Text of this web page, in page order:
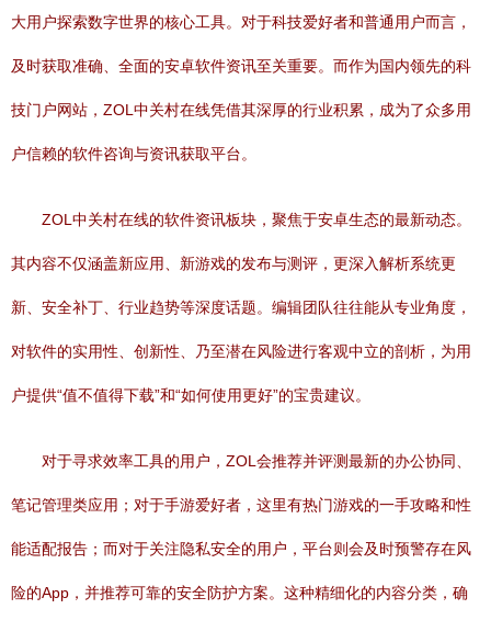
大用户探索数字世界的核心工具。对于科技爱好者和普通用户而言，
及时获取准确、全面的安卓软件资讯至关重要。而作为国内领先的科
技门户网站，ZOL中关村在线凭借其深厚的行业积累，成为了众多用
户信赖的软件咨询与资讯获取平台。
ZOL中关村在线的软件资讯板块，聚焦于安卓生态的最新动态。
其内容不仅涵盖新应用、新游戏的发布与测评，更深入解析系统更
新、安全补丁、行业趋势等深度话题。编辑团队往往能从专业角度，
对软件的实用性、创新性、乃至潜在风险进行客观中立的剖析，为用
户提供“值不值得下载”和“如何使用更好”的宝贵建议。
对于寻求效率工具的用户，ZOL会推荐并评测最新的办公协同、
笔记管理类应用；对于手游爱好者，这里有热门游戏的一手攻略和性
能适配报告；而对于关注隐私安全的用户，平台则会及时预警存在风
险的App，并推荐可靠的安全防护方案。这种精细化的内容分类，确